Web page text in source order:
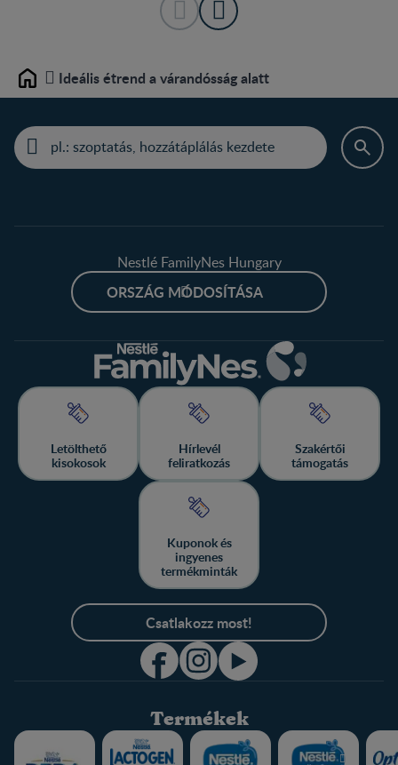
Home Ideális étrend a várandósság alatt
Nestlé FamilyNes Hungary
ORSZÁG MÓDOSÍTÁSA
Letölthető
kisokosok
Hírlevél
feliratkozás
Szakértői
támogatás
Kuponok és
ingyenes
termékminták
Csatlakozz most!
Termékek